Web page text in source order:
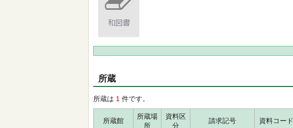
所蔵
所蔵は 1 件です。
所蔵館
所蔵場
所
資料区
分
請求記号 資料コード